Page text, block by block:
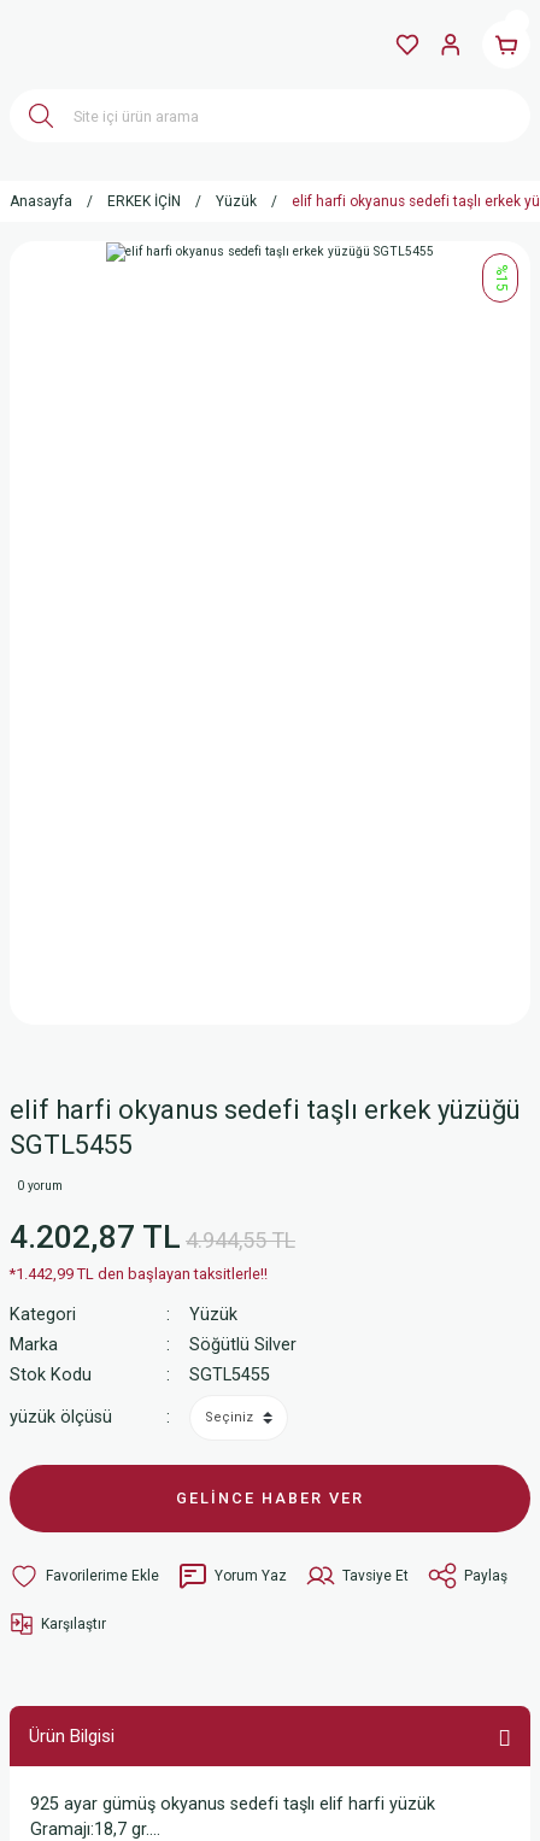
Anasayfa ERKEK İÇİN Yüzük elif harfi okyanus sedefi taşlı erkek
%15
elif harfi okyanus sedefi taşlı erkek yüzüğü
SGTL5455
0 yorum
4.202,87 TL 4.944,55 TL
*1.442,99 TL den başlayan taksitlerle!!
Kategori
Yüzük
Marka
Söğütlü Silver
Stok Kodu
SGTL5455
yüzük ölçüsü
GELİNCE HABER VER
Yorum Yaz Tavsiye Et Paylaş
Karşılaştır
Ürün Bilgisi
925 ayar gümüş okyanus sedefi taşlı elif harfi yüzük
Gramajı:18,7 gr....